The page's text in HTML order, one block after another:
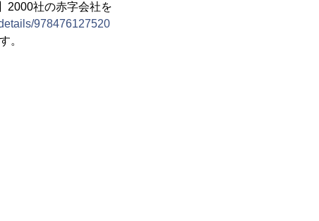
2000社の赤字会社を
978476127520
。